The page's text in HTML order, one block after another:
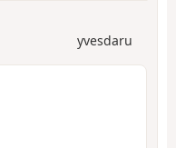
yvesdaru